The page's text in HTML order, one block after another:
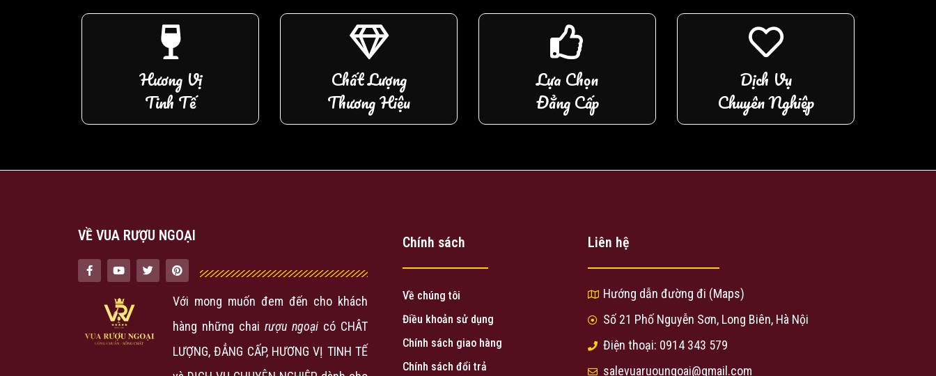
Hương Vị
Tinh Tế
Chất Lượng
Thương Hiệu
Lựa Chọn
Đẳng Cấp
Dịch Vụ
Chuyên Nghiệp
VỀ VUA RƯỢU NGOẠI
Với mong muốn đem đến cho khách
hàng những chai rượu ngoại có CHÂT
LƯỢNG, ĐẲNG CẤP, HƯƠNG VỊ TINH TẾ
Chính sách
Về chúng tôi
Điều khoản sử dụng
Chính sách giao hàng
Chính sách đổi trả
Liên hệ
Hướng dẫn đường đi (Maps)
Số 21 Phố Nguyễn Sơn, Long Biên, Hà Nội
Điện thoại: 0914 343 579
salevuaruoungoai@gmail.com